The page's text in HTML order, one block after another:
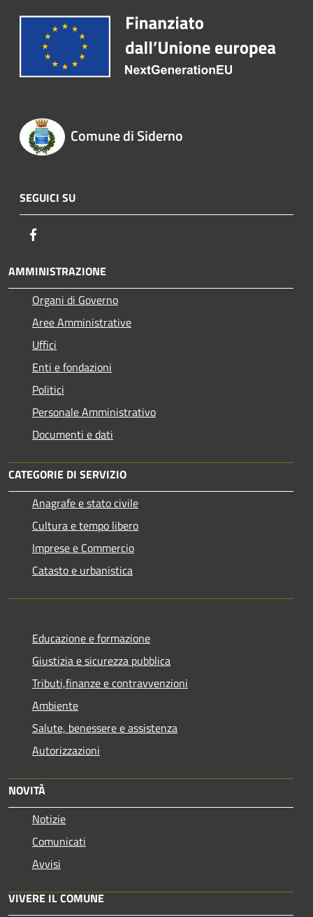
Comune di Siderno
SEGUICI SU
AMMINISTRAZIONE
Organi di Governo
Aree Amministrative
Uffici
Enti e fondazioni
Politici
Personale Amministrativo
Documenti e dati
CATEGORIE DI SERVIZIO
Anagrafe e stato civile
Cultura e tempo libero
Imprese e Commercio
Catasto e urbanistica
Educazione e formazione
Giustizia e sicurezza pubblica
Tributi,finanze e contravvenzioni
Ambiente
Salute, benessere e assistenza
Autorizzazioni
NOVITÀ
Notizie
Comunicati
Avvisi
VIVERE IL COMUNE